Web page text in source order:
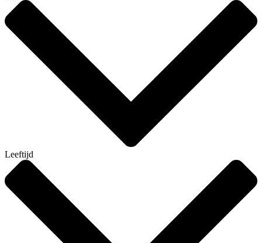
Leeftijd